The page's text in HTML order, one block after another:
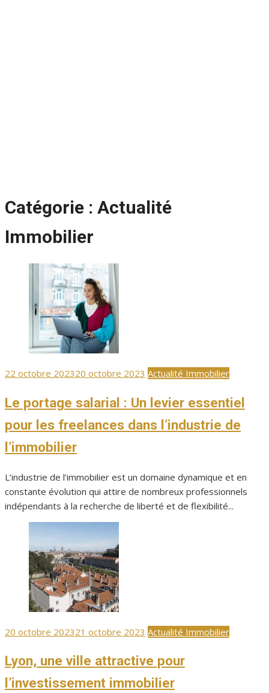
Catégorie : Actualité
Immobilier
Publié
22 octobre 202320 octobre 2023 Actualité Immobilier
Le portage salarial : Un levier essentiel
pour les freelances dans l’industrie de
l’immobilier
L’industrie de l’immobilier est un domaine dynamique et en
constante évolution qui attire de nombreux professionnels
indépendants à la recherche de liberté et de flexibilité...
Publié
20 octobre 202321 octobre 2023 Actualité Immobilier
Lyon, une ville attractive pour
l’investissement immobilier